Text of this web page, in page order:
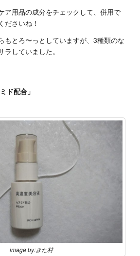
ア用品の成分をチェックして、併用で
ださいね！
もとろ〜っとしていますが、3種類のな
していました。
ド配合」
image by:きた村